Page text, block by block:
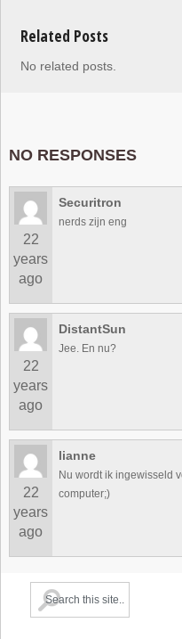
Related Posts
No related posts.
NO RESPONSES
22
years
ago
Securitron
nerds zijn eng
22
years
ago
DistantSun
Jee. En nu?
22
years
ago
lianne
Nu wordt ik ingewisseld
computer;)